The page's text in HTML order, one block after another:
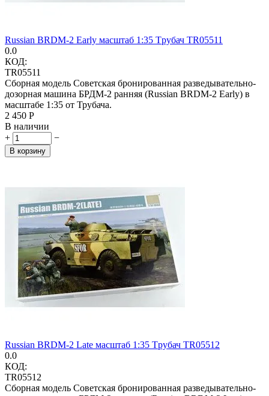
Russian BRDM-2 Early масштаб 1:35 Tрубач TR05511
0.0
КОД:
TR05511
Сборная модель Советская бронированная разведывательно-
дозорная машина БРДМ-2 ранняя (Russian BRDM-2 Early) в
масштабе 1:35 от Трубача.
2 450 Р
В наличии
+
−
В корзину
Russian BRDM-2 Late масштаб 1:35 Tрубач TR05512
0.0
КОД:
TR05512
Сборная модель Советская бронированная разведывательно-